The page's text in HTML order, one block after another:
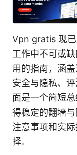
Vpn gratis 现
工作中不可或
用的指南，涵
安全与隐私、
面是一个简短
得稳定的翻墙与
注意事项和实
择。